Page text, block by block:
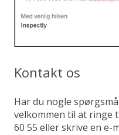
Kontakt os
Har du nogle
velkommen til at ringe
60 55 eller skrive en e-